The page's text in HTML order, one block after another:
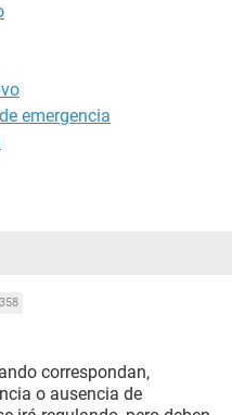
emergencia
correspondan,
o ausencia de